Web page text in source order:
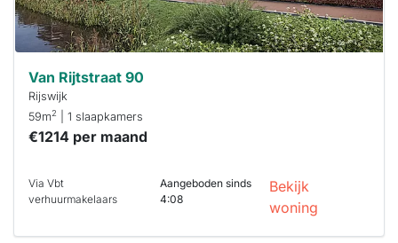
Van Rijtstraat 90
Rijswijk
59m2 | 1 slaapkamers
€1214 per maand
Via Vbt
verhuurmakelaars
Aangeboden sinds
4:08
Bekijk
woning